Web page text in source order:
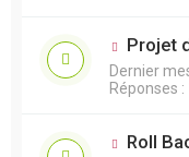
Projet
Dernier
Réponses :
Roll